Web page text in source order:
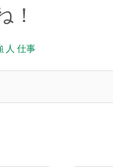
！
人 仕事